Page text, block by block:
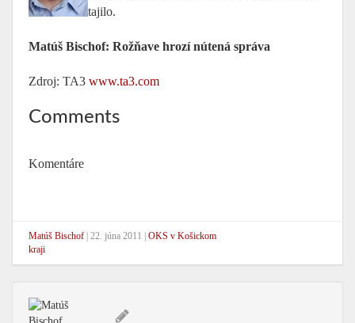
tajilo.
Matúš Bischof: Rožňave hrozí nútená správa
Zdroj: TA3 www.ta3.com
Comments
Komentáre
Matúš Bischof 22. júna 2011
OKS v Košickom
kraji